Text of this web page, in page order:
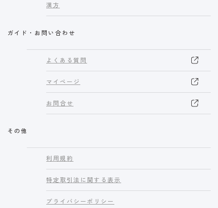
漢方
ガイド・お問い合わせ
よくある質問
マイページ
お問合せ
その他
利用規約
特定取引法に関する表示
プライバシーポリシー